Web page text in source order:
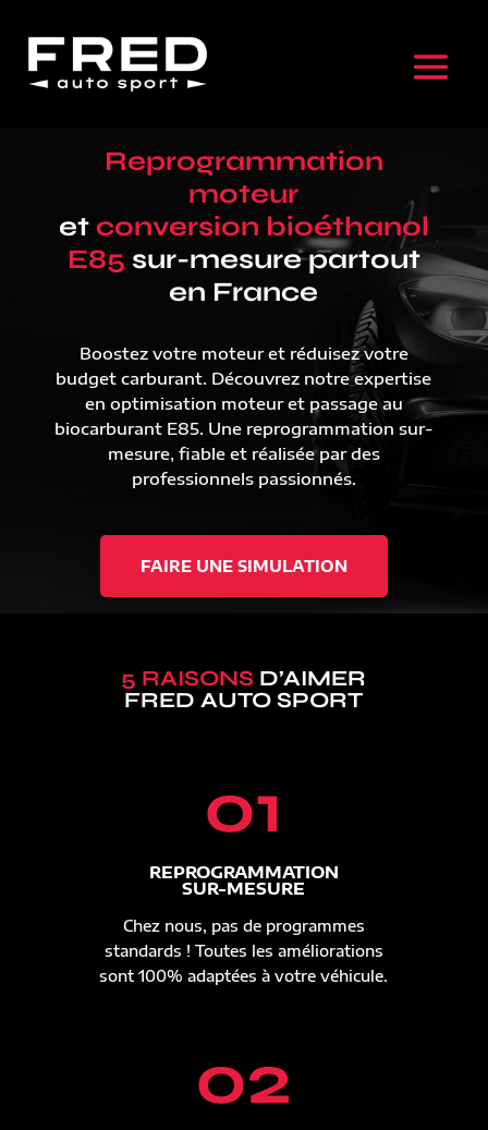
Reprogrammation
moteur
et conversion bioéthanol
E85 sur-mesure partout
en France
Boostez votre moteur et réduisez votre
budget carburant. Découvrez notre expertise
en optimisation moteur et passage au
biocarburant E85. Une reprogrammation sur-
mesure, fiable et réalisée par des
professionnels passionnés.
FAIRE UNE SIMULATION
5 RAISONS D’AIMER
FRED AUTO SPORT
01
REPROGRAMMATION
SUR-MESURE
Chez nous, pas de programmes
standards ! Toutes les améliorations
sont 100% adaptées à votre véhicule.
02